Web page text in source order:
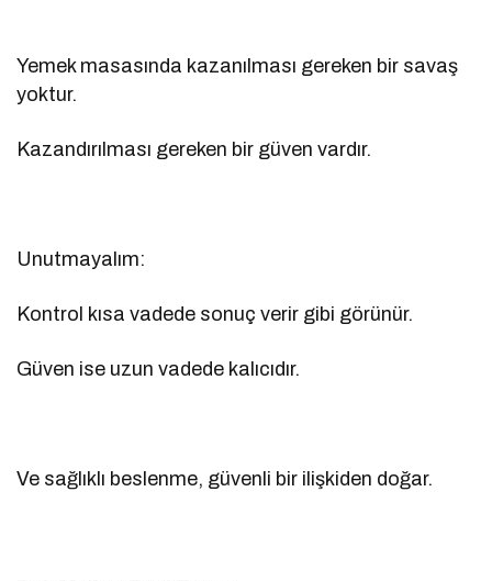
Yemek masasında kazanılması gereken bir savaş
yoktur.
Kazandırılması gereken bir güven vardır.
Unutmayalım:
Kontrol kısa vadede sonuç verir gibi görünür.
Güven ise uzun vadede kalıcıdır.
Ve sağlıklı beslenme, güvenli bir ilişkiden doğar.